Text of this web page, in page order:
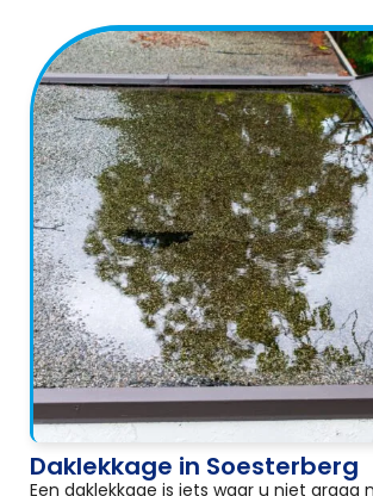
Daklekkage in Soesterberg
Een daklekkage is iets waar u niet graag